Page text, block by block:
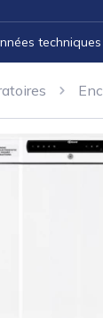
techniques